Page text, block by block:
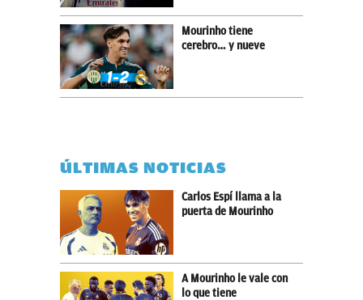
Mourinho tiene
cerebro… y nueve
ÚLTIMAS NOTICIAS
Carlos Espí llama a la
puerta de Mourinho
A Mourinho le vale con
lo que tiene